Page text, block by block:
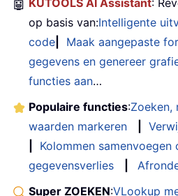
🤖
op basis van:Intelligente
code
Maak aangepaste
gegevens en genereer
functies aan…
Populaire functies:Zoeken,
waarden markeren
Kolommen
gegevensverlies
Super ZOEKEN:VLookup